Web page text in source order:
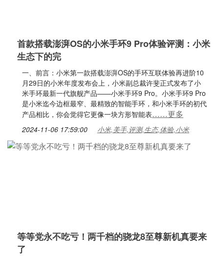
首款搭载澎湃OS的小米手环9 Pro体验评测：小米
生态下的完
一、前言：小米第一款搭载澎湃OS的手环互联体验再进阶10
月29日的小米年度发布会上，小米副总裁许斐正式发布了小
米手环最新一代旗舰产品——小米手环9 Pro。小米手环9 Pro
是小米迄今边框最窄、最精致的智能手环，和小米手环的初代
产品相比，你会觉得它更像一块方形智能表……更多
2024-11-06 17:59:00 小米,美手,评测,生态,体验,小米
等等党永不吃亏！两千档的骁龙8至尊新机真要来
了